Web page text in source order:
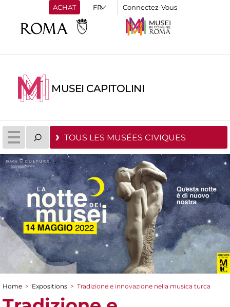
ACHAT Connectez-Vous
MUSEI CAPITOLINI
TOUS LES MUSÉES CIVIQUES
You are here
Home > Expositions > Tradizione e innovazione nella musica turca